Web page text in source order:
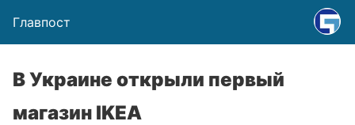
Главпост
В Украине открыли первый
магазин IKEA